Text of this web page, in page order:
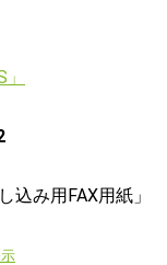
込み用FAX用紙」